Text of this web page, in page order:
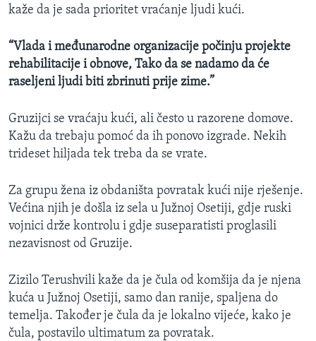
kaže da je sada prioritet vraćanje ljudi kući.
“Vlada i međunarodne organizacije počinju projekte
rehabilitacije i obnove, Tako da se nadamo da će
raseljeni ljudi biti zbrinuti prije zime.”
Gruzijci se vraćaju kući, ali često u razorene domove.
Kažu da trebaju pomoć da ih ponovo izgrade. Nekih
trideset hiljada tek treba da se vrate.
Za grupu žena iz obdaništa povratak kući nije rješenje.
Većina njih je došla iz sela u Južnoj Osetiji, gdje ruski
vojnici drže kontrolu i gdje suseparatisti proglasili
nezavisnost od Gruzije.
Zizilo Terushvili kaže da je čula od komšija da je njena
kuća u Južnoj Osetiji, samo dan ranije, spaljena do
temelja. Također je čula da je lokalno vijeće, kako je
čula, postavilo ultimatum za povratak.